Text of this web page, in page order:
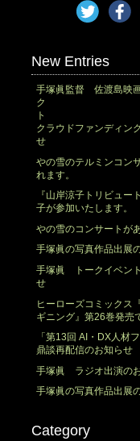
New Entries
手塚眞監督 佐渡島映
ク
クラウドファンディン
せ
やの雪のテルミンコン
れます。
『山岸涼子トリビュー
子が参加いたします。
やの雪のコンサートが
手塚眞の写真作品出展
手塚眞 トークイベン
せ
ヒーローズコミックス
ギニング』第26巻発売
「第13回 AI・DX人材
鼎談再配信のお知らせ
手塚眞 ラジオ出演の
手塚眞の写真作品出展
Category